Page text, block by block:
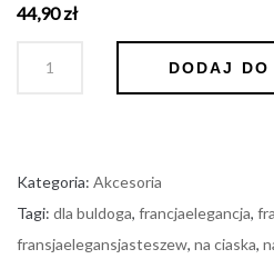
44,90zł
DODAJ
Kategoria: Akcesoria
Tagi: dla buldoga, francjaelegancja,
fransjaelegansjasteszew, na ciaska,